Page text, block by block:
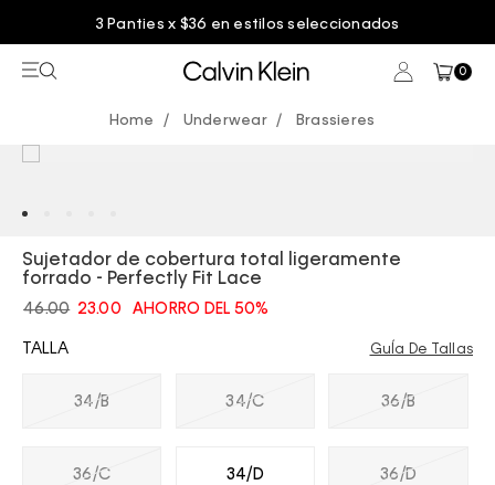
3 Panties x $36 en estilos seleccionados
0
Underwear Brassieres
Sujetador de cobertura total ligeramente
forrado - Perfectly Fit Lace
46.00 23.00 AHORRO DEL 50%
TALLA
34/B 34/C 36/B
36/C 34/D 36/D
GuÍa De Tallas